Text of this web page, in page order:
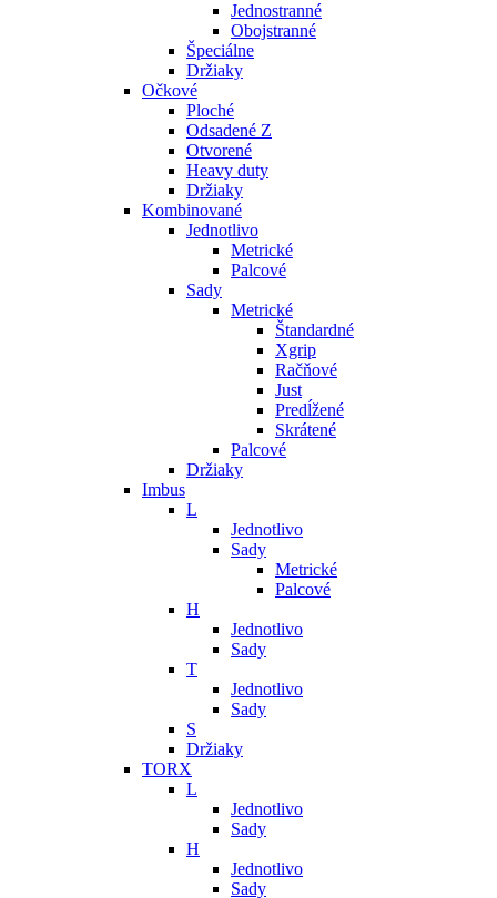
Jednostranné
Obojstranné
Špeciálne
Držiaky
Očkové
Ploché
Odsadené Z
Otvorené
Heavy duty
Držiaky
Kombinované
Jednotlivo
Metrické
Palcové
Sady
Metrické
Štandardné
Xgrip
Račňové
Just
Predĺžené
Skrátené
Palcové
Držiaky
Imbus
L
Jednotlivo
Sady
Metrické
Palcové
H
Jednotlivo
Sady
T
Jednotlivo
Sady
S
Držiaky
TORX
L
Jednotlivo
Sady
H
Jednotlivo
Sady